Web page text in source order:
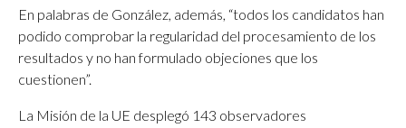
En palabras de González, además, “todos los candidatos han
podido comprobar la regularidad del procesamiento de los
resultados y no han formulado objeciones que los
cuestionen”.
La Misión de la UE desplegó 143 observadores